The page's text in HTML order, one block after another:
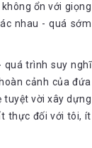
ổn với giọng
nhau - quá sớm
quá trình suy nghĩ
cảnh của đứa
tuyệt vời xây dựng
thực đối với tôi, ít